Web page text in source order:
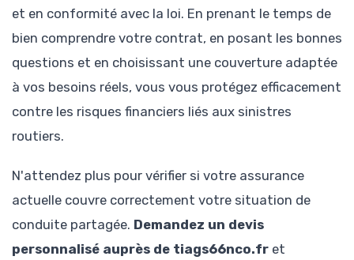
et en conformité avec la loi. En prenant le temps de
bien comprendre votre contrat, en posant les bonnes
questions et en choisissant une couverture adaptée
à vos besoins réels, vous vous protégez efficacement
contre les risques financiers liés aux sinistres
routiers.
N'attendez plus pour vérifier si votre assurance
actuelle couvre correctement votre situation de
conduite partagée. Demandez un devis
personnalisé auprès de tiags66nco.fr et